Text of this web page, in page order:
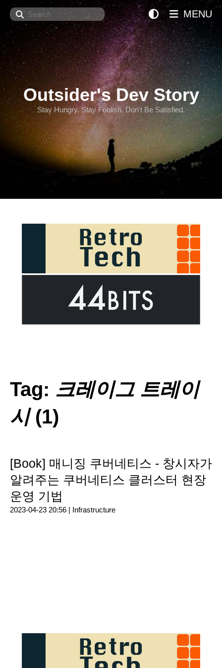
Search
Outsider's Dev Story
Stay Hungry. Stay Foolish. Don't Be Satisfied.
MENU
Tag: 크레이그 트레이
시(1)
[Book] 매니징 쿠버네티스 - 창시자가
알려주는 쿠버네티스 클러스터 현장
운영 기법
2023-04-23 20:56 | Infrastructure